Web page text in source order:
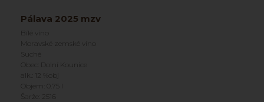
Pálava 2025 mzv
Bílé víno
Moravské zemské víno
Suché
Obec: Dolní Kounice
alk.: 12 %obj
Objem: 0.75 l
Šarže: 2516